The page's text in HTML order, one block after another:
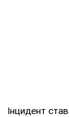
Інцидент